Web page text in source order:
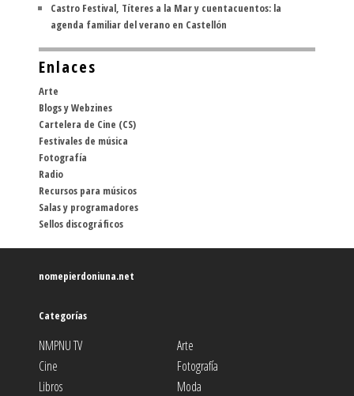
Castro Festival, Títeres a la Mar y cuentacuentos: la
agenda familiar del verano en Castellón
Enlaces
Arte
Blogs y Webzines
Cartelera de Cine (CS)
Festivales de música
Fotografía
Radio
Recursos para músicos
Salas y programadores
Sellos discográficos
nomepierdoniuna.net
Categorías
NMPNU TV
Arte
Cine
Fotografía
Libros
Moda